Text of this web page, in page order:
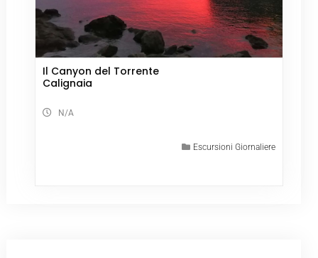
Il Canyon del Torrente
Calignaia
N/A
Escursioni Giornaliere